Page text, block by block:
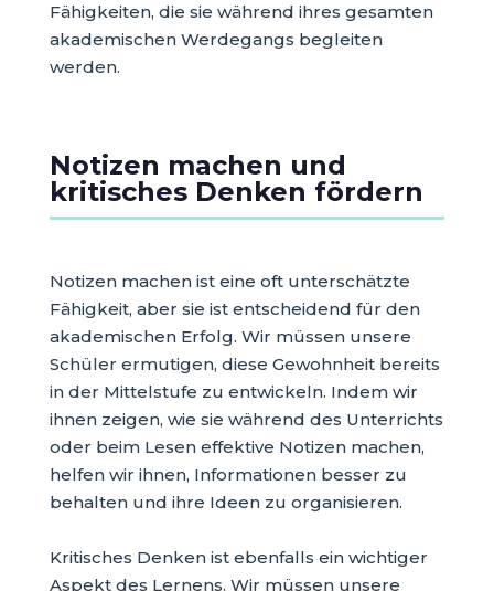
Fähigkeiten, die sie während ihres gesamten
akademischen Werdegangs begleiten
werden.
Notizen machen und
kritisches Denken fördern
Notizen machen ist eine oft unterschätzte
Fähigkeit, aber sie ist entscheidend für den
akademischen Erfolg. Wir müssen unsere
Schüler ermutigen, diese Gewohnheit bereits
in der Mittelstufe zu entwickeln. Indem wir
ihnen zeigen, wie sie während des Unterrichts
oder beim Lesen effektive Notizen machen,
helfen wir ihnen, Informationen besser zu
behalten und ihre Ideen zu organisieren.
Kritisches Denken ist ebenfalls ein wichtiger
Aspekt des Lernens. Wir müssen unsere